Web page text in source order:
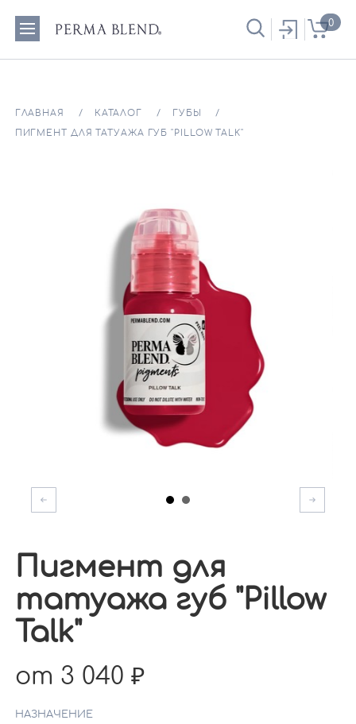
0
ГЛАВНАЯ КАТАЛОГ ГУБЫ
ПИГМЕНТ ДЛЯ ТАТУАЖА ГУБ "PILLOW TALK"
Пигмент для
татуажа губ "Pillow
Talk"
от 3 040
НАЗНАЧЕНИЕ